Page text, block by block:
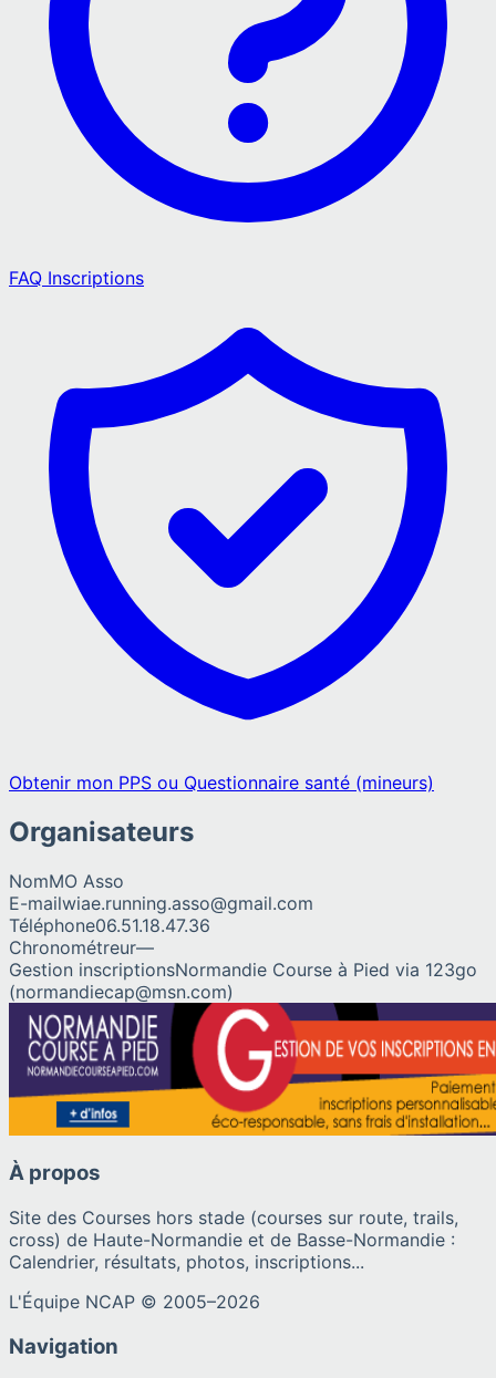
FAQ Inscriptions
Obtenir mon PPS ou Questionnaire santé (mineurs)
Organisateurs
NomMO Asso
E-mailwiae.running.asso@gmail.com
Téléphone06.51.18.47.36
Chronométreur—
Gestion inscriptionsNormandie Course à Pied via 123go
(normandiecap@msn.com)
À propos
Site des Courses hors stade (courses sur route, trails,
cross) de Haute-Normandie et de Basse-Normandie :
Calendrier, résultats, photos, inscriptions...
L'Équipe NCAP © 2005–2026
Navigation